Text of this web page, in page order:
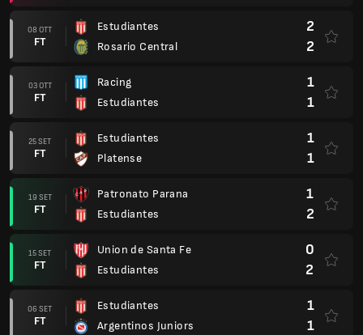
08 OTT
FT
Estudiantes
Rosario Central
2
2
03 OTT
FT
Racing
Estudiantes
1
1
25 SET
FT
Estudiantes
Platense
1
1
19 SET
FT
Patronato Parana
Estudiantes
1
2
15 SET
FT
Union de Santa Fe
Estudiantes
0
2
06 SET
FT
Estudiantes
Argentinos Juniors
1
1